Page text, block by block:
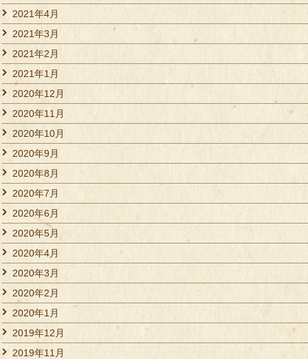
2021年4月
2021年3月
2021年2月
2021年1月
2020年12月
2020年11月
2020年10月
2020年9月
2020年8月
2020年7月
2020年6月
2020年5月
2020年4月
2020年3月
2020年2月
2020年1月
2019年12月
2019年11月